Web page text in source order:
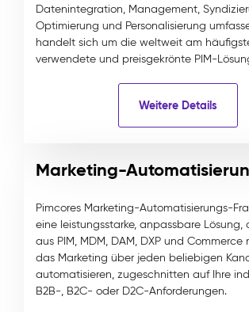
Datenintegration, Management,
Optimierung und Personalisierung
handelt sich um die weltweit am
verwendete und preisgekrönte PIM-
Weitere Details
Marketing-
Pimcores Marketing-Automatisierungs-
eine leistungsstarke, anpassbare Lösung,
aus PIM, MDM, DAM, DXP und Commerce
das Marketing über jeden beliebigen
automatisieren, zugeschnitten auf Ihre
B2B-, B2C- oder D2C-Anforderungen.